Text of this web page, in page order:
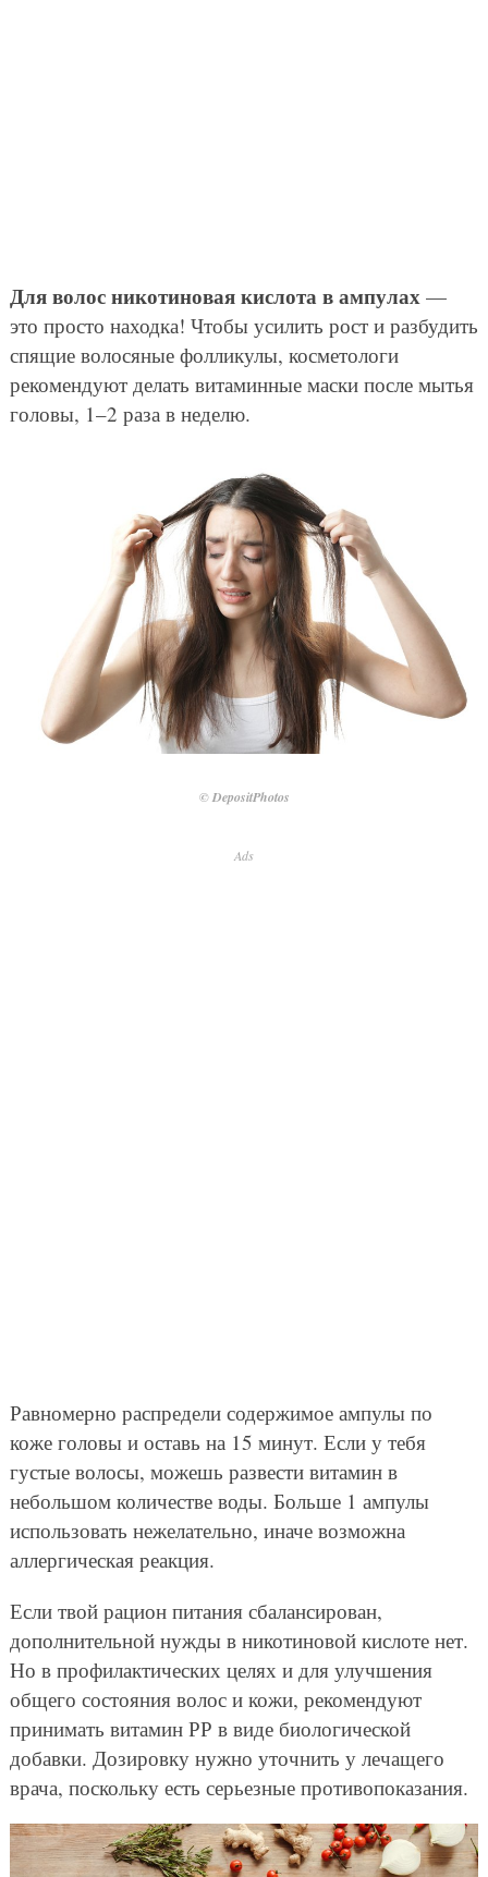
Для волос никотиновая кислота в ампулах —
это просто находка! Чтобы усилить рост и разбудить
спящие волосяные фолликулы, косметологи
рекомендуют делать витаминные маски после мытья
головы, 1–2 раза в неделю.
© DepositPhotos
Ads
Равномерно распредели содержимое ампулы по
коже головы и оставь на 15 минут. Если у тебя
густые волосы, можешь развести витамин в
небольшом количестве воды. Больше 1 ампулы
использовать нежелательно, иначе возможна
аллергическая реакция.
Если твой рацион питания сбалансирован,
дополнительной нужды в никотиновой кислоте нет.
Но в профилактических целях и для улучшения
общего состояния волос и кожи, рекомендуют
принимать витамин РР в виде биологической
добавки. Дозировку нужно уточнить у лечащего
врача, поскольку есть серьезные противопоказания.